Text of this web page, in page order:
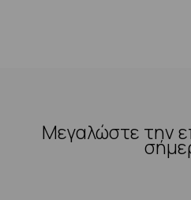
Μεγαλώστε την